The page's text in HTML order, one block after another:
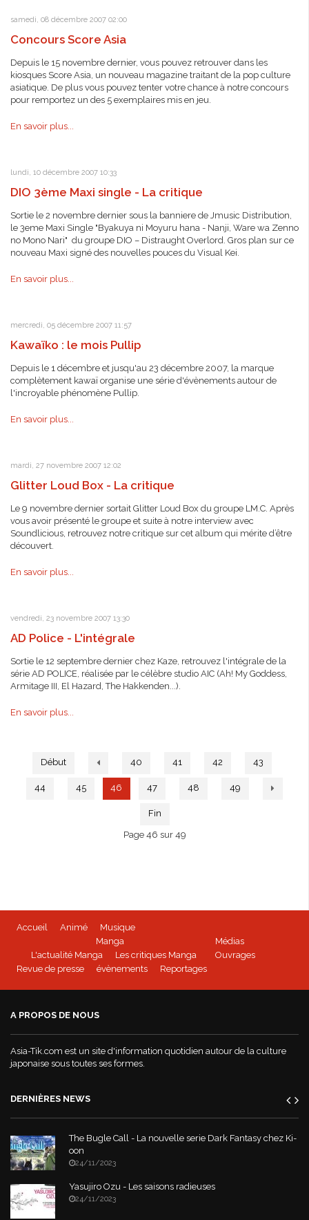
samedi, 08 décembre 2007 02:00
Concours Score Asia
Depuis le 15 novembre dernier, vous pouvez retrouver dans les
kiosques Score Asia, un nouveau magazine traitant de la pop culture
asiatique. De plus vous pouvez tenter votre chance à notre concours
pour remportez un des 5 exemplaires mis en jeu.
En savoir plus...
lundi, 10 décembre 2007 10:33
DIO 3ème Maxi single - La critique
Sortie le 2 novembre dernier sous la banniere de Jmusic Distribution,
le 3eme Maxi Single "Byakuya ni Moyuru hana - Nanji, Ware wa Zenno
no Mono Nari" du groupe DIO – Distraught Overlord. Gros plan sur ce
nouveau Maxi signé des nouvelles pouces du Visual Kei.
En savoir plus...
mercredi, 05 décembre 2007 11:57
Kawaïko : le mois Pullip
Depuis le 1 décembre et jusqu'au 23 décembre 2007, la marque
complètement kawaï organise une série d'évènements autour de
l'incroyable phénomène Pullip.
En savoir plus...
mardi, 27 novembre 2007 12:02
Glitter Loud Box - La critique
Le 9 novembre dernier sortait Glitter Loud Box du groupe LM.C. Après
vous avoir présenté le groupe et suite à notre interview avec
Soundlicious, retrouvez notre critique sur cet album qui mérite d’être
découvert.
En savoir plus...
vendredi, 23 novembre 2007 13:30
AD Police - L'intégrale
Sortie le 12 septembre dernier chez Kaze, retrouvez l'intégrale de la
série AD POLICE, réalisée par le célèbre studio AIC (Ah! My Goddess,
Armitage III, El Hazard, The Hakkenden...).
En savoir plus...
Début 40 41 42 43
44 45 46 47 48 49
Fin
Page 46 sur 49
Accueil Animé
Musique
Manga
L'actualité Manga
Les critiques Manga
Médias
Ouvrages
Revue de presse
évènements Reportages
A PROPOS DE NOUS
Asia-Tik.com est un site d'information quotidien autour de la culture
japonaise sous toutes ses formes.
DERNIÈRES NEWS
The Bugle Call - La nouvelle serie Dark Fantasy chez Ki-
oon
24/11/2023
Yasujiro Ozu - Les saisons radieuses
24/11/2023